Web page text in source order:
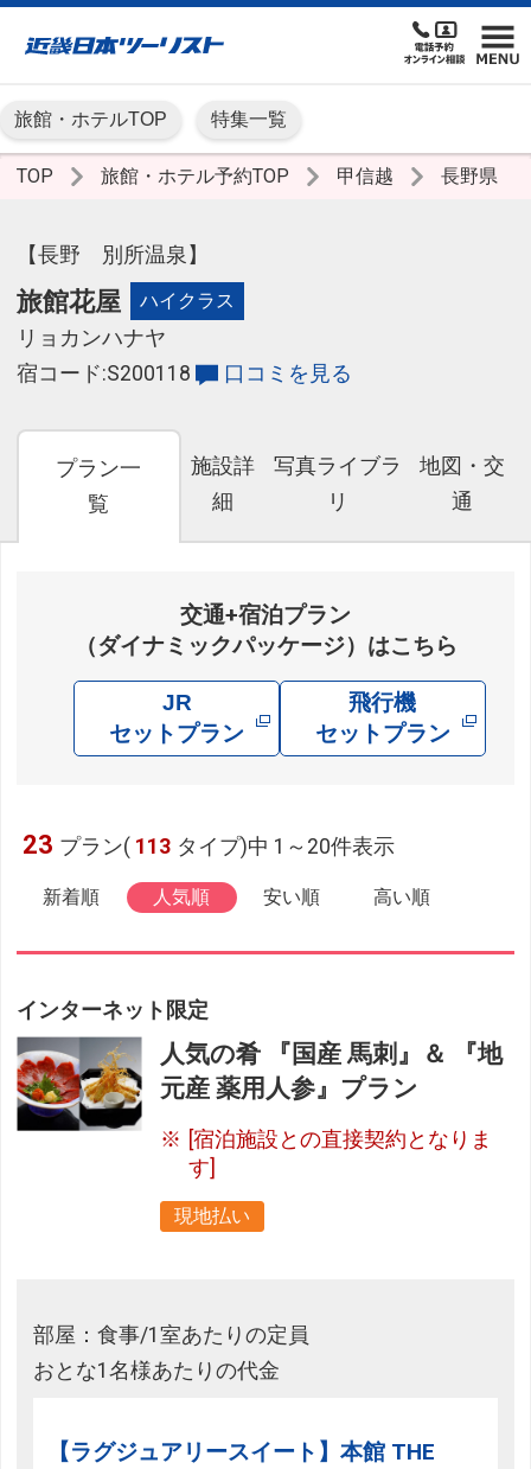
旅館・ホテルTOP 特集一覧
TOP 旅館・ホテル予約TOP 甲信越 長野県
【長野 別所温泉】
旅館花屋 ハイクラス
リョカンハナヤ
宿コード:S200118
口コミを見る
プラン一
覧
施設詳
細
写真ライブラ
リ
地図・交
通
交通+宿泊プラン
（ダイナミックパッケージ）はこちら
JR
セットプラン
飛行機
セットプラン
23 プラン( 113 タイプ)中 1～20件表示
新着順 人気順 安い順 高い順
インターネット限定
人気の肴 『国産 馬刺』＆ 『地
元産 薬用人参』プラン
[宿泊施設との直接契約となりま
す]
現地払い
部屋：食事/1室あたりの定員
おとな1名様あたりの代金
【ラグジュアリースイート】本館 THE